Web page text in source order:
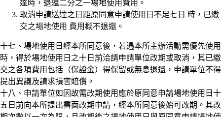
達時，退還二分之一場地使用費用。
取消申請送達之日距原同意申請使用日不足七日 時，已繳
交之場地使用 費用概不退還。
十七、場地使用日經本所同意後，若遇本所主辦活動需優先使用
時，得於場地使用日之十日前洽請申請單位改期或取消，其已繳
交之各項費用包括（保證金）得保留或無息退還，申請單位不得
提出異議及請求損害賠償。
十八、 申請單位如因故需改期使用應於原同意申請場地使用日十
五日前向本所提出書面改期申請，經本所同意後始可改期。其改